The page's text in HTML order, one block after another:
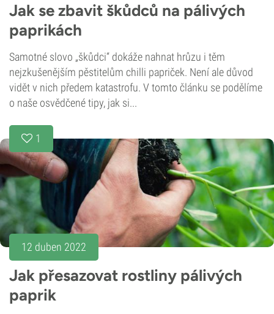
Jak se zbavit škůdců na pálivých
paprikách
Samotné slovo „škůdci“ dokáže nahnat hrůzu i těm
nejzkušenějším pěstitelům chilli papriček. Není ale důvod
vidět v nich předem katastrofu. V tomto článku se podělíme
o naše osvědčené tipy, jak si...
1
12 duben 2022
Jak přesazovat rostliny pálivých
paprik